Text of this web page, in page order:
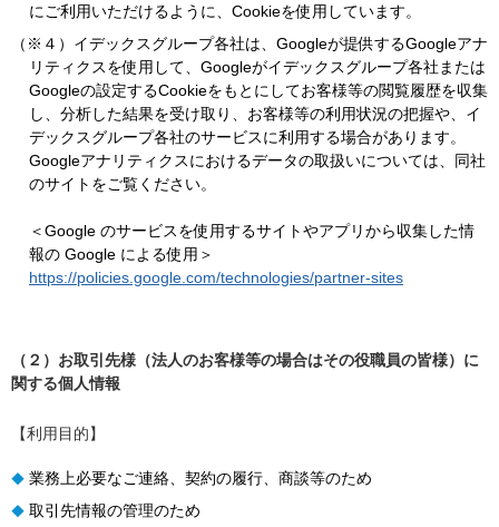
にご利用いただけるように、Cookieを使用しています。
（※４）イデックスグループ各社は、Googleが提供するGoogleアナ
リティクスを使用して、Googleがイデックスグループ各社または
Googleの設定するCookieをもとにしてお客様等の閲覧履歴を収集
し、分析した結果を受け取り、お客様等の利用状況の把握や、イ
デックスグループ各社のサービスに利用する場合があります。
Googleアナリティクスにおけるデータの取扱いについては、同社
のサイトをご覧ください。
＜Google のサービスを使用するサイトやアプリから収集した情
報の Google による使用＞
https://policies.google.com/technologies/partner-sites
（２）お取引先様（法人のお客様等の場合はその役職員の皆様）に
関する個人情報
【利用目的】
◆ 業務上必要なご連絡、契約の履行、商談等のため
◆ 取引先情報の管理のため